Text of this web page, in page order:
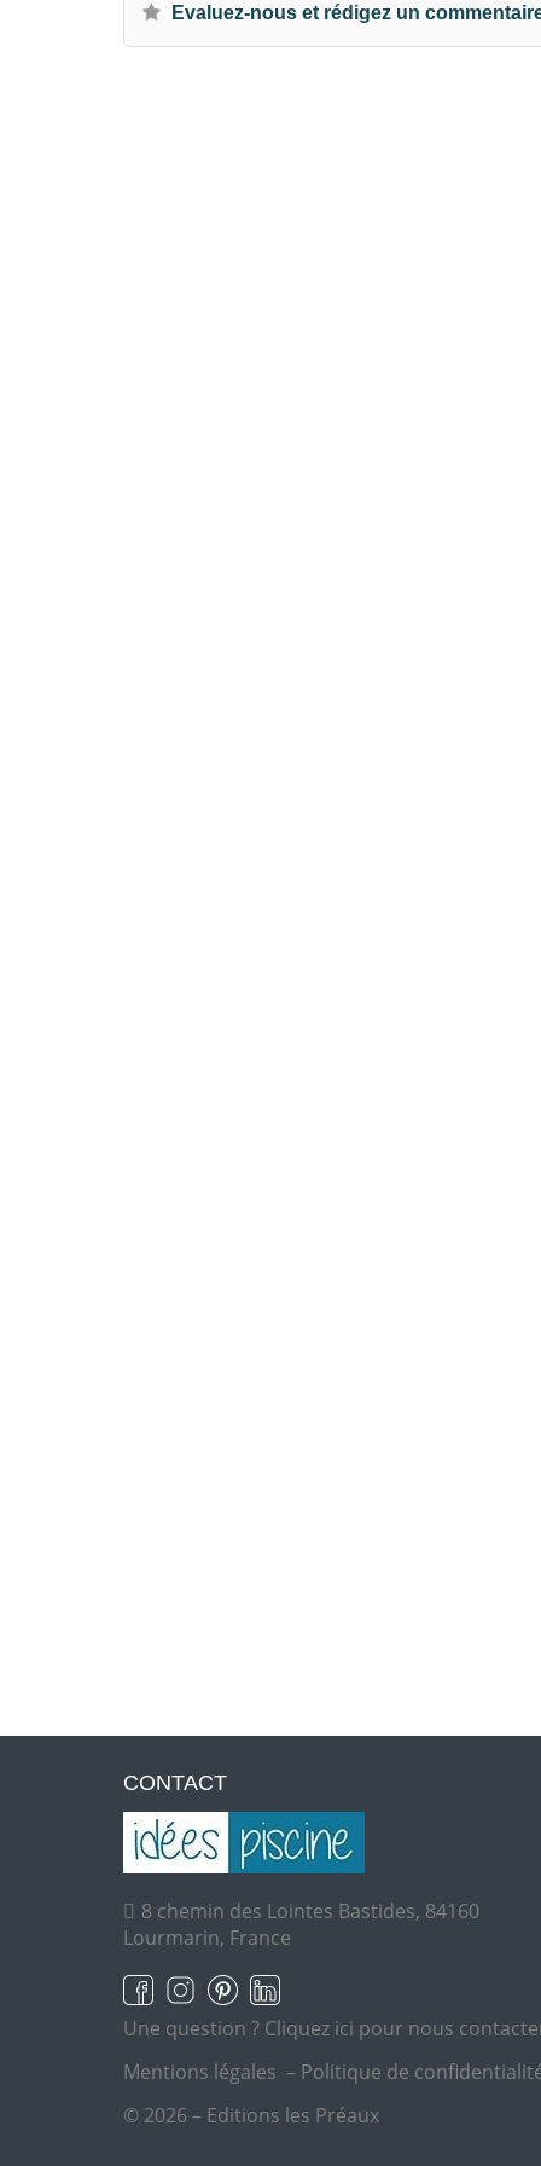
Evaluez-nous et rédigez un
CONTACT
8 chemin des Lointes Bastides, 84160
Lourmarin, France
Une question ? Cliquez ici pour nous
Mentions légales – Politique de
© 2026 – Editions les Préaux